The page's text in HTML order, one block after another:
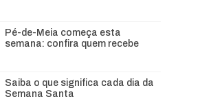
Pé-de-Meia começa esta
semana: confira quem recebe
Saiba o que significa cada dia da
Semana Santa